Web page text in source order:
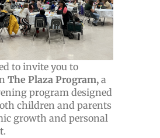
to invite you to
The Plaza Program, a
program designed
children and parents
growth and personal